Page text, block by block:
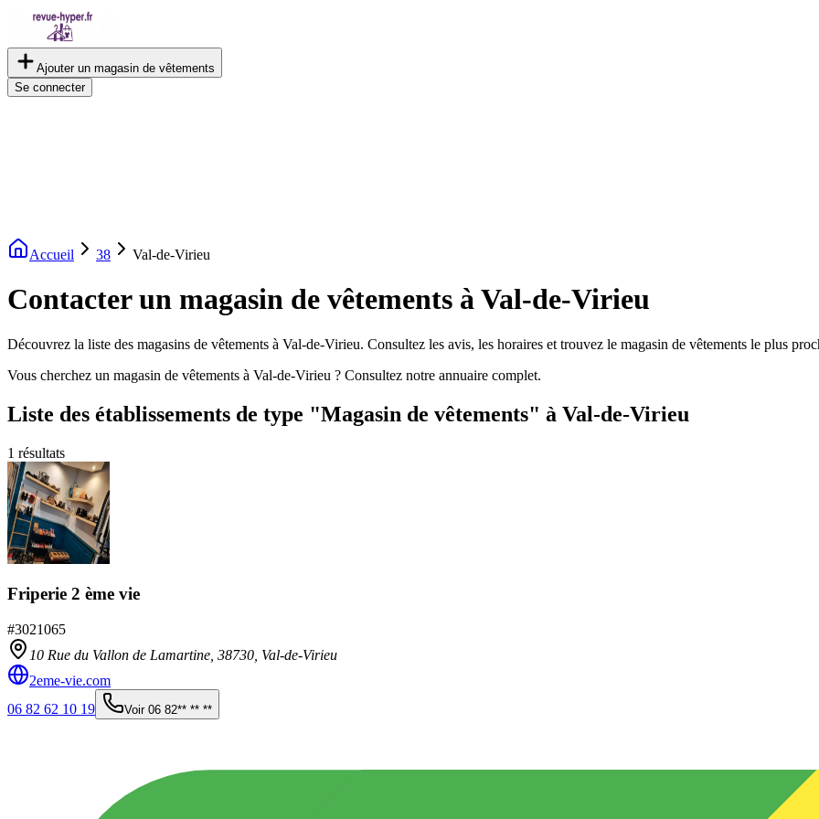
Ajouter un magasin de vêtements
Se connecter
Accueil 38 Val-de-Virieu
Contacter un magasin de vêtements à Val-de-Virieu
Découvrez la liste des magasins de vêtements à Val-de-Virieu. Consultez les avis, les horaires et trouvez le magasin de vêtements le plus
Vous cherchez un magasin de vêtements à Val-de-Virieu ? Consultez notre annuaire complet.
Liste des établissements de type "Magasin de vêtements" à Val-de-Virieu
1 résultats
Friperie 2 ème vie
#3021065
10 Rue du Vallon de Lamartine, 38730 Val-de-Virieu
2eme-vie.com
06 82 62 10 19
Voir 06 82** ** **